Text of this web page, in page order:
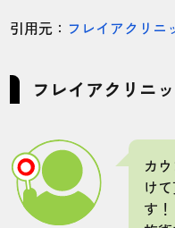
引用元： フレイアクリニ
フレイアクリニ
カ
け
す！